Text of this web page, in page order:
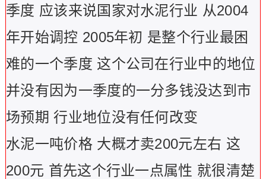
季度 应该来说国家对水泥行业 从2004
年开始调控 2005年初 是整个行业最困
难的一个季度 这个公司在行业中的地位
并没有因为一季度的一分多钱没达到市
场预期 行业地位没有任何改变
水泥一吨价格 大概才卖200元左右 这
200元 首先这个行业一点属性 就很清楚